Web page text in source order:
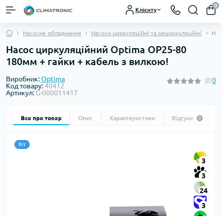
Клієнту
0
Насосне обладнання Насоси циркуляційні та рециркуляційні
Насос циркуляційний Optima OP25-80
180мм + гайки + кабель з вилкою!
Виробник:Optima
Код товару:40412
Артикул: G-000011417
0
Все про товар Опис Характеристики Відгуки 0
Хіт
3
3
24
3